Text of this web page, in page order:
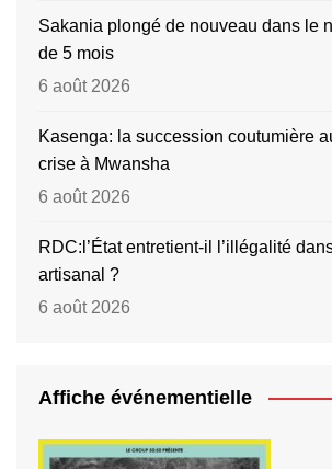
Sakania plongé de nouveau dans le
de 5 mois
6 août 2026
Kasenga: la succession coutumière
crise à Mwansha
6 août 2026
RDC:l’État entretient-il l’illégalité
artisanal ?
6 août 2026
Affiche événementielle